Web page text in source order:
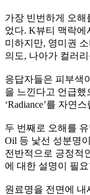
가장 빈번하게 오해
었다. K뷰티 맥락에
미하지만, 영미권
의도, 나아가 컬러
응답자들은 피부색
을 느낀다고 언급했
‘Radiance’를 자연
두 번째로 오해를
Oil 등 낯선 성분명
전반적으로 긍정적
에 대한 설명이 필
원료명을 전면에 내